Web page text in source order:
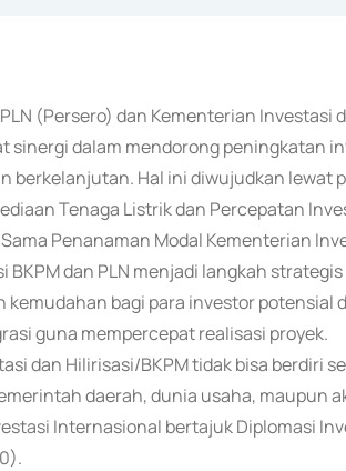
(Persero) dan Kementerian
sinergi dalam mendorong peningkatan
berkelanjutan. Hal ini diwujudkan lewat
Tenaga Listrik dan Percepatan
Penanaman Modal Kementerian
BKPM dan PLN menjadi langkah
kemudahan bagi para investor potensial
guna mempercepat realisasi proyek.
dan Hilirisasi/BKPM tidak bisa berdiri
daerah, dunia usaha, maupun
Internasional bertajuk Diplomasi